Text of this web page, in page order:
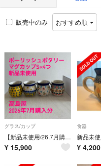
販売中のみ おすすめ順
グラス/カップ
【新品未使用/26.7月購入】ポーリッシュポタリー マグカップ小×4つ
¥ 15,900
食器
¥ 4,200